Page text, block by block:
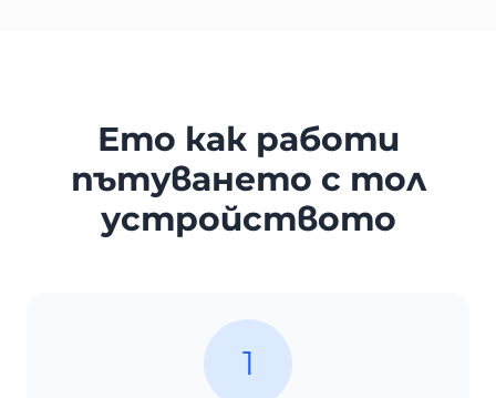
Ето как работи
пътуването с тол
устройството
1